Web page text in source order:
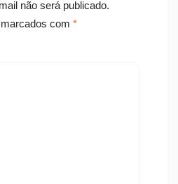
não será publicado.
com *